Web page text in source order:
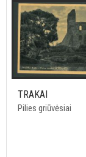
TRAKAI
Pilies griūvėsiai